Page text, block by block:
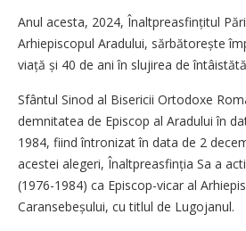
Anul acesta, 2024, Înaltpreasfințitul
Arhiepiscopul Aradului, sărbătorește
viață și 40 de ani în slujirea de
Sfântul Sinod al Bisericii Ortodoxe
demnitatea de Episcop al Aradului în
1984, fiind întronizat în data de 2
acestei alegeri, Înaltpreasfinția Sa a
(1976-1984) ca Episcop-vicar al
Caransebeșului, cu titlul de Lugojanul.